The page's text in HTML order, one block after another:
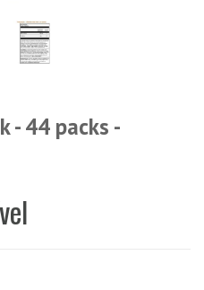
- 44 packs -